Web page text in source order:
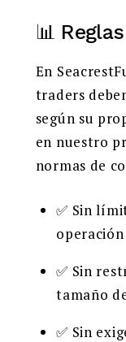
📊
En
traders
según su
en nuestro
normas de
✅ Sin
operación
✅ Sin
tamaño
✅ Sin